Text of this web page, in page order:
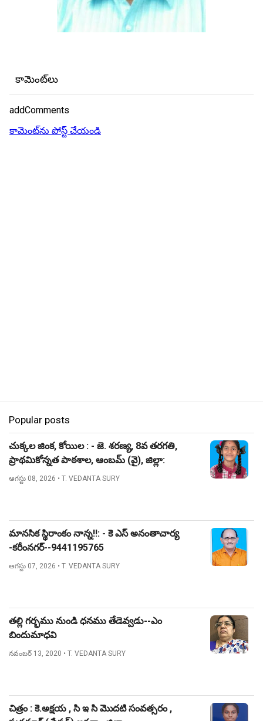
కామెంట్‌లు
addComments
కామెంట్‌ను పోస్ట్ చేయండి
Popular posts
చుక్కల జింక, కోయిల : - జె. శరణ్య, 8వ తరగతి,
ప్రాథమికోన్నత పాఠశాల, ఆంబమ్ (వై), జిల్లా:
నిజామాబాద్.
ఆగస్టు 08, 2026 • T. VEDANTA SURY
మానసిక స్థిరాంకం నాన్న!!: - కె ఎస్ అనంతాచార్య
-కరీంనగర్--9441195765
ఆగస్టు 07, 2026 • T. VEDANTA SURY
తల్లి గర్భము నుండి ధనము తేడెవ్వడు--ఎం
బిందుమాధవి
నవంబర్ 13, 2020 • T. VEDANTA SURY
చిత్రం : కె.అక్షయ , సి ఇ సి మొదటి సంవత్సరం ,